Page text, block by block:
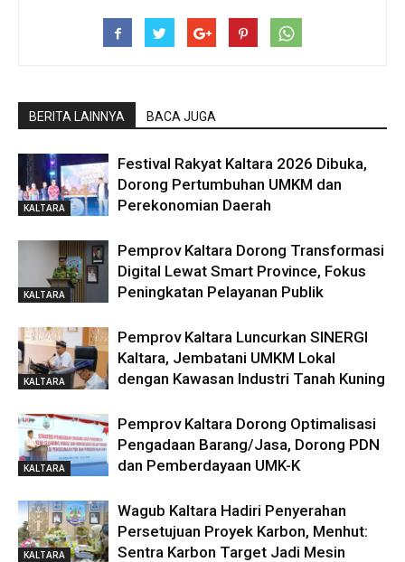
BERITA LAINNYA BACA JUGA
KALTARA
Festival Rakyat Kaltara 2026 Dibuka,
Dorong Pertumbuhan UMKM dan
Perekonomian Daerah
KALTARA
Pemprov Kaltara Dorong Transformasi
Digital Lewat Smart Province, Fokus
Peningkatan Pelayanan Publik
KALTARA
Pemprov Kaltara Luncurkan SINERGI
Kaltara, Jembatani UMKM Lokal
dengan Kawasan Industri Tanah Kuning
KALTARA
Pemprov Kaltara Dorong Optimalisasi
Pengadaan Barang/Jasa, Dorong PDN
dan Pemberdayaan UMK-K
KALTARA
Wagub Kaltara Hadiri Penyerahan
Persetujuan Proyek Karbon, Menhut:
Sentra Karbon Target Jadi Mesin